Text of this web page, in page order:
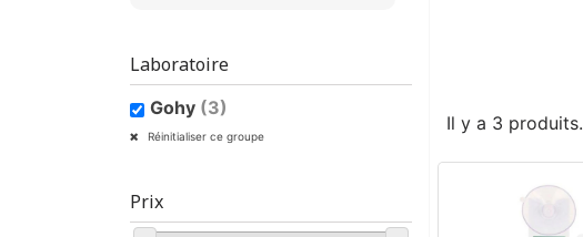
Laboratoire
Gohy (3)
Réinitialiser ce groupe
Prix
Il y a 3 produits.